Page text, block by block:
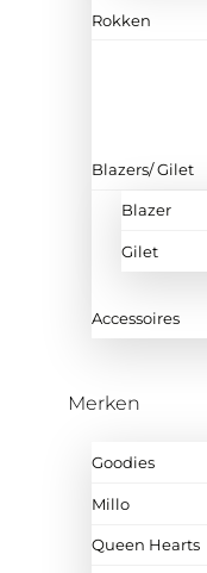
Rokken
Blazers/ Gilet
Blazer
Gilet
Accessoires
Merken
Goodies
Millo
Queen Hearts